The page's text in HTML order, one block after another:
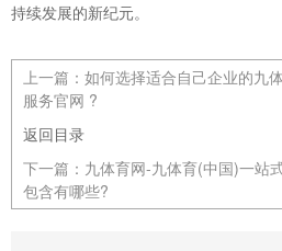
持续发展的新纪元。
上一篇： 如何选择适合自己企业的九
服务官网 ?
返回目录
下一篇： 九体育网-九体育(中国)一站
包含有哪些?